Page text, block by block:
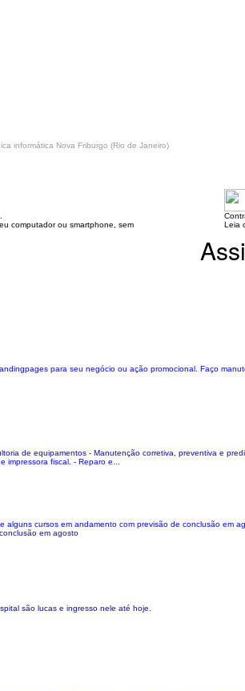
informática Nova Friburgo (Rio de Janeiro)
computador ou smartphone, sem
Leia
para seu negócio ou ação promocional. Faço
de equipamentos - Manutenção corretiva, preventiva e
impressora fiscal. - Reparo e...
cursos em andamento com previsão de conclusão em
em agosto
são lucas e ingresso nele até hoje.